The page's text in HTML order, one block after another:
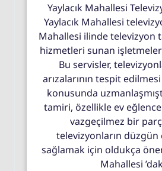
Yaylacık Mahallesi
Yaylacık Mahallesi
Mahallesi ilinde televizyon
hizmetleri sunan
Bu servisler,
arızalarının tespit
konusunda
tamiri, özellikle ev
vazgeçilmez bir
televizyonların düzgün
sağlamak için oldukça
Mahallesi